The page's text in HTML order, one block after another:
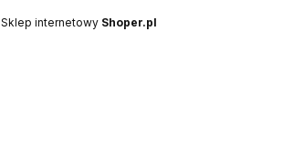
Sklep internetowy Shoper.pl